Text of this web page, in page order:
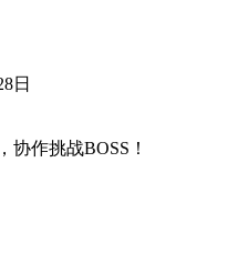
日
协作挑战BOSS！